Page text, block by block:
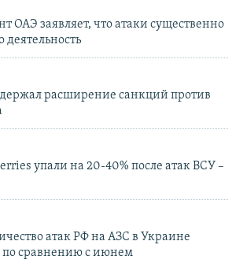
ОАЭ заявляет, что атаки существенно
деятельность
расширение санкций против
упали на 20-40% после атак ВСУ –
атак РФ на АЗС в Украине
по сравнению с июнем